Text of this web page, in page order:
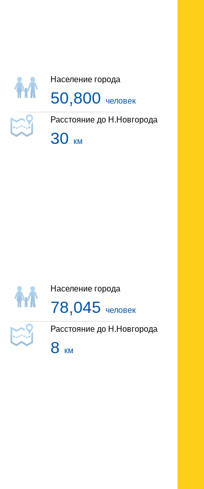
Население города
50,800 человек
Расстояние до Н.Новгорода
30 км
Население города
78,045 человек
Расстояние до Н.Новгорода
8 км